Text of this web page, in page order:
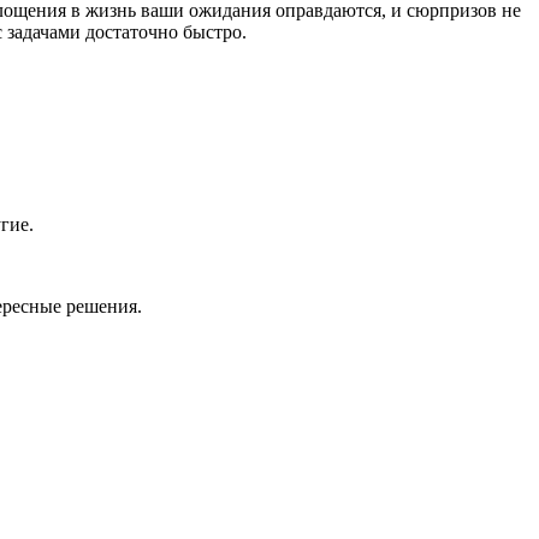
в жизнь ваши ожидания оправдаются, и сюрпризов не
достаточно быстро.
решения.